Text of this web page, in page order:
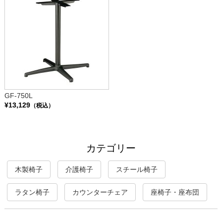
GF-750L
¥13,129（税込）
カテゴリー
木製椅子 介護椅子 スチール椅子
ラタン椅子 カウンターチェア 座椅子・座布団